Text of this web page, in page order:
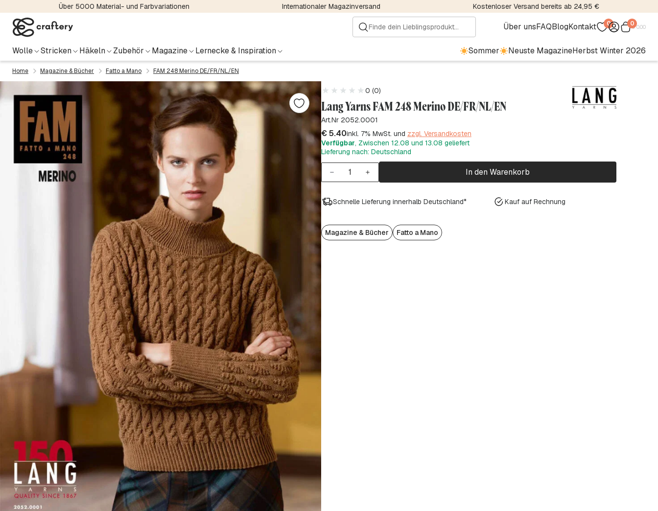
Über 5000 Material- und Farbvariationen Internationaler Magazinversand Kostenloser Versand bereits ab 24,95 €
Über unsFAQBlogKontakt 0 0€0.00
Wolle Stricken Häkeln Zubehör Magazine Lernecke & Inspiration Sommer Neuste MagazineHerbst Winter 2026
Home Magazine & Bücher Fatto a Mano FAM 248 Merino DE/FR/NL/EN
0 (0)
Lang Yarns FAM 248 Merino DE/FR/NL/EN
Art.Nr 2052.0001
€5.40inkl. 7% MwSt. und zzgl. Versandkosten
Verfügbar, Zwischen 12.08 und 13.08 geliefert
Lieferung nach: Deutschland
In den Warenkorb
Schnelle Lieferung innerhalb Deutschland* Kauf auf Rechnung
Magazine & Bücher Fatto a Mano